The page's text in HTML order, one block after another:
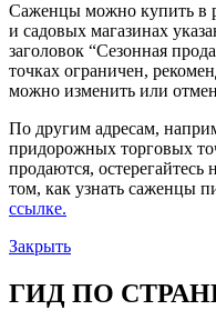
Саженцы можно купить в
и садовых магазинах
заголовок “Сезонная
точках ограничен,
можно изменить или
По другим адресам,
придорожных торговых
продаются,
том, как узнать саженцы
ссылке.
Закрыть
ГИД ПО